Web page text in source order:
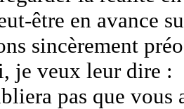
être en avance
sincèrement
je veux leur dire :
pas que